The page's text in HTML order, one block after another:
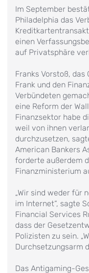
Im September
Philadelphia das
einen
auf Privatsphäre
Franks Vorstoß,
Frank und den
Verbündeten
eine Reform der
Finanzsektor habe
weil von ihnen
durchzusetzen,
American Bankers
forderte außerdem
Finanzministerium
„Wir sind weder für
im Internet“, sagte
Financial Services
dass der
Polizisten zu sein.
Durchsetzungsarm
Das Antigaming-